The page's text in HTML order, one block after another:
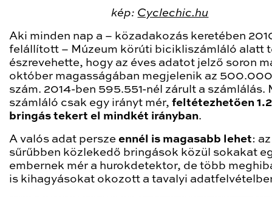
kép: Cyclechic.hu
Aki minden nap a – közadakozás keretében
felállított – Múzeum körúti bicikliszámláló alatt
észrevehette, hogy az éves adatot jelző soron
október magasságában megjelenik az
szám. 2014-ben 595.551-nél zárult a számlálás.
számláló csak egy irányt mér, feltétezhetően
bringás tekert el mindkét irányban.
A valós adat persze ennél is magasabb lehet:
sűrűbben közlekedő bringások közül sokakat
embernek mér a hurokdetektor, de több
is kihagyásokat okozott a tavalyi